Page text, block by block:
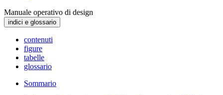
Manuale operativo di design
indici e glossario
contenuti
figure
tabelle
glossario
Sommario